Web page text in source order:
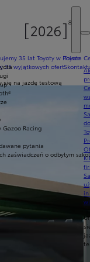
35 lat Toyoty w Polsce
35 wyjątkowych ofert
się na jazdę testową
Toyota
Gazoo Racing
pytania
zaświadczeń o odbytym